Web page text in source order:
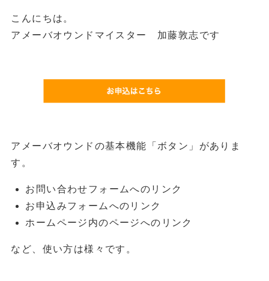
こんにちは。
アメーバオウンドマイスター 加藤敦志です
アメーバオウンドの基本機能「ボタン」がありま
す。
お問い合わせフォームへのリンク
お申込みフォームへのリンク
ホームページ内のページへのリンク
など、使い方は様々です。